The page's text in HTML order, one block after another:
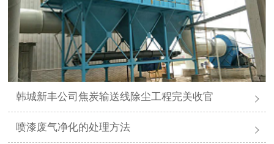
韩城新丰公司焦炭输送线除尘工程完美收官
喷漆废气净化的处理方法